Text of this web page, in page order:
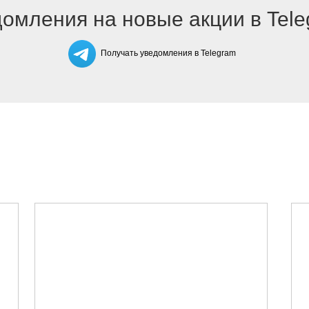
на новые акции в
Получать уведомления в Telegram